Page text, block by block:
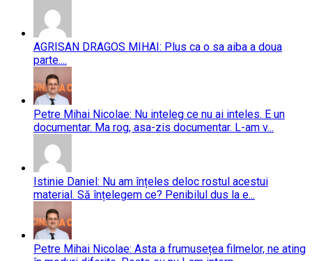
AGRISAN DRAGOS MIHAI: Plus ca o sa aiba a doua
parte....
Petre Mihai Nicolae: Nu inteleg ce nu ai inteles. E un
documentar. Ma rog, asa-zis documentar. L-am v...
Istinie Daniel: Nu am înțeles deloc rostul acestui
material. Să înțelegem ce? Penibilul dus la e...
Petre Mihai Nicolae: Asta a frumusețea filmelor, ne ating